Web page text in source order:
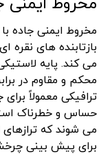
بازتابنده های
می کند. پایه
محکم و مقاوم در
ترافیکی معمولاً
حساس و خطرناک
می شوند که ترازهای
برای پیش بینی